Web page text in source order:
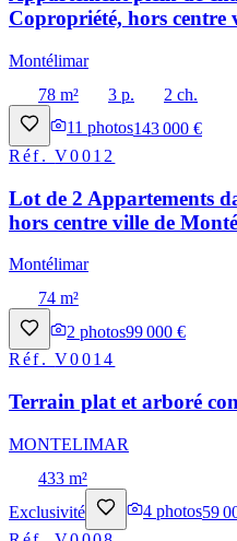
Copropriété, hors
Montélimar
78 m²
3 p.
2 ch.
11 photos143 000 €
Réf.V0012
Lot de 2 Appartements
hors centre ville de
Montélimar
74 m²
2 photos99 000 €
Réf.V0014
Terrain plat et arboré
MONTELIMAR
433 m²
Exclusivité
4 photos59